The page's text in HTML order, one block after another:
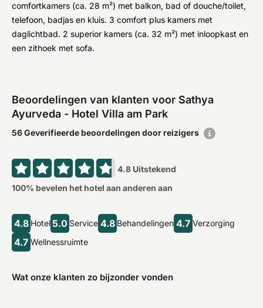
comfortkamers (ca. 28 m²) met balkon, bad of douche/toilet,
telefoon, badjas en kluis. 3 comfort plus kamers met
daglichtbad. 2 superior kamers (ca. 32 m²) met inloopkast en
een zithoek met sofa.
Beoordelingen van klanten voor Sathya
Ayurveda - Hotel Villa am Park
56 Geverifieerde beoordelingen door reizigers
4.8 Uitstekend
100% bevelen het hotel aan anderen aan
4.8 Hotel5.0 Service 4.8 Behandelingen 4.7 Verzorging
4.7 Wellnessruimte
Wat onze klanten zo bijzonder vonden